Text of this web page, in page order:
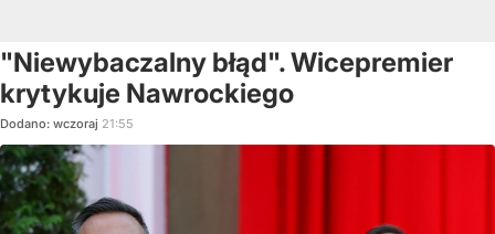
"Niewybaczalny błąd". Wicepremier
krytykuje Nawrockiego
Dodano: wczoraj 21:55